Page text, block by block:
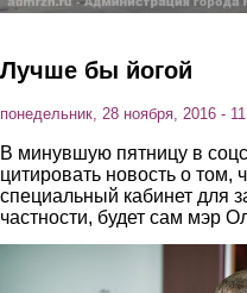
Лучше бы йогой
понедельник, 28 ноября, 2016 -
В минувшую пятницу в
цитировать новость о том,
специальный кабинет для
частности, будет сам мэр